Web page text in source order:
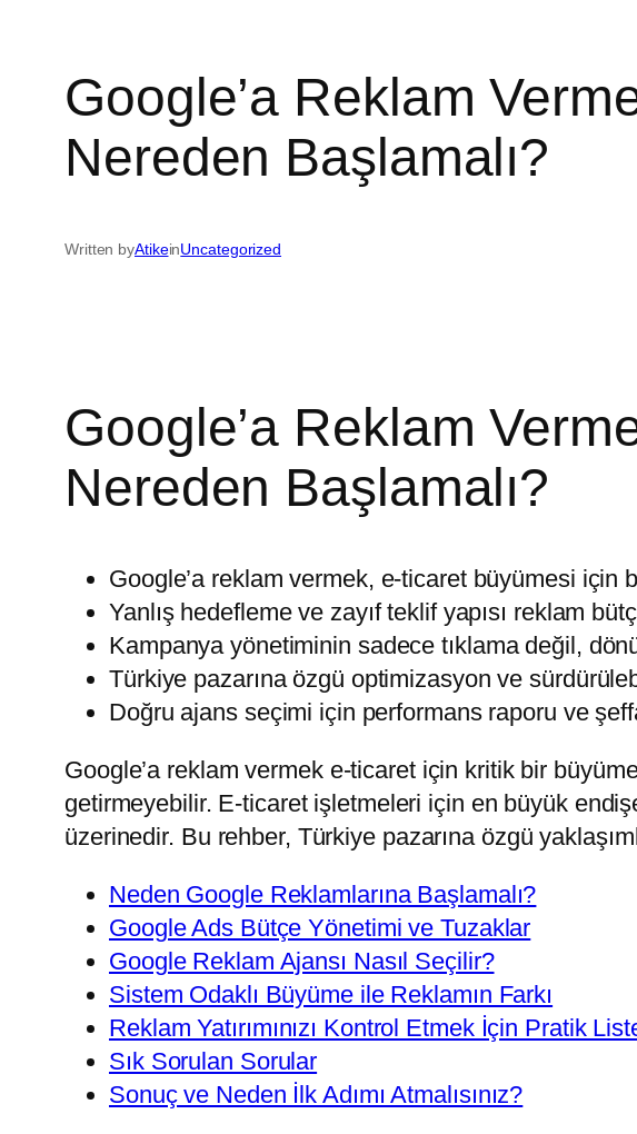
Google’a Reklam
Nereden Başlamalı?
Written byAtikeinUncategorized
Google’a Reklam
Nereden Başlamalı?
Google’a reklam vermek, e-ticaret büyümesi
Yanlış hedefleme ve zayıf teklif yapısı reklam
Kampanya yönetiminin sadece tıklama değil,
Türkiye pazarına özgü optimizasyon ve
Doğru ajans seçimi için performans raporu ve
Google’a reklam vermek e-ticaret için kritik bir
getirmeyebilir. E-ticaret işletmeleri için en büyük
üzerinedir. Bu rehber, Türkiye pazarına özgü
Neden Google Reklamlarına Başlamalı?
Google Ads Bütçe Yönetimi ve Tuzaklar
Google Reklam Ajansı Nasıl Seçilir?
Sistem Odaklı Büyüme ile Reklamın Farkı
Reklam Yatırımınızı Kontrol Etmek İçin Pratik
Sık Sorulan Sorular
Sonuç ve Neden İlk Adımı Atmalısınız?